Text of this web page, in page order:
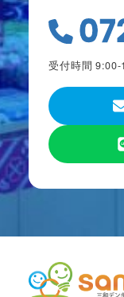
受付時間 9:00-